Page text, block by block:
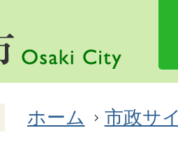
ホーム 市政サ